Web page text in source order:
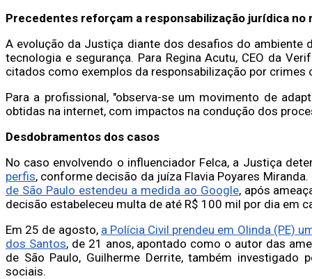
Precedentes reforçam a responsabilização jurídica no
A evolução da Justiça diante dos desafios do ambiente
tecnologia e segurança. Para Regina Acutu, CEO da
citados como exemplos da responsabilização por crimes
Para a profissional, "observa-se um movimento de
obtidas na internet, com impactos na condução dos
Desdobramentos dos casos
No caso envolvendo o influenciador Felca, a Justiça
perfis, conforme decisão da juíza Flavia Poyares
de São Paulo estendeu a medida ao Google, após
decisão estabeleceu multa de até R$ 100 mil por dia em
Em 25 de agosto, a Polícia Civil prendeu em Olinda (PE)
dos Santos, de 21 anos, apontado como o autor das
de São Paulo, Guilherme Derrite, também
sociais.